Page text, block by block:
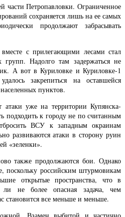
части Петропавловки. Ограниченное
сохраняется лишь на ее самых
продолжают забрасывать
с прилегающими лесами стал
групп. Надолго там задержаться не
А вот в Куриловке и Куриловке-1
закрепиться на оставшейся
пунктов.
уже на территории Купянска-
подходить к городу не по считанным
ВСУ к западным окраинам
развиваются атаки в сторону руин
«зеленки».
также продолжаются бои. Однако
поскольку российским штурмовикам
открытые пространства, что в
ли не более опасная задача, чем
становится все меньше и меньше.